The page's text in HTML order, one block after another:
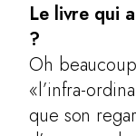
Le livre qui
?
Oh
«l’infra-
que son